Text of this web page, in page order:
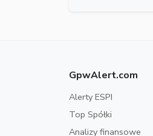
GpwAlert.com
Alerty ESPI
Top Spółki
Analizy finansowe